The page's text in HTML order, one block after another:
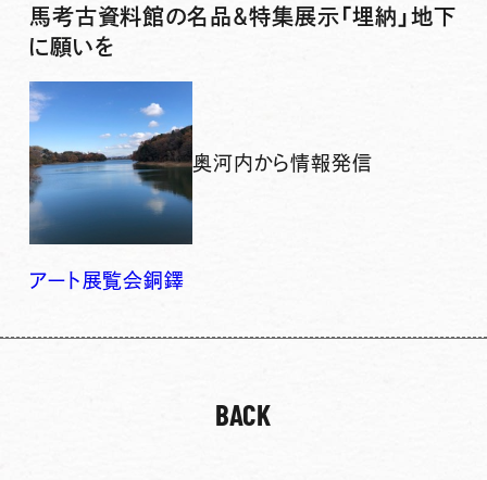
馬考古資料館の名品&特集展示「埋納」地下
に願いを
奥河内から情報発信
アート 展覧会銅鐸
BACK